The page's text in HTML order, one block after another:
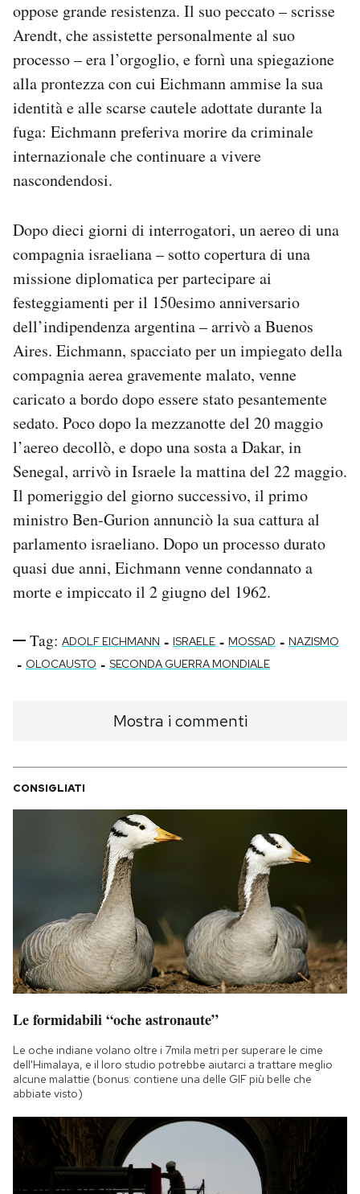
oppose grande resistenza. Il suo peccato – scrisse
Arendt, che assistette personalmente al suo
processo – era l’orgoglio, e fornì una spiegazione
alla prontezza con cui Eichmann ammise la sua
identità e alle scarse cautele adottate durante la
fuga: Eichmann preferiva morire da criminale
internazionale che continuare a vivere
nascondendosi.
Dopo dieci giorni di interrogatori, un aereo di una
compagnia israeliana – sotto copertura di una
missione diplomatica per partecipare ai
festeggiamenti per il 150esimo anniversario
dell’indipendenza argentina – arrivò a Buenos
Aires. Eichmann, spacciato per un impiegato della
compagnia aerea gravemente malato, venne
caricato a bordo dopo essere stato pesantemente
sedato. Poco dopo la mezzanotte del 20 maggio
l’aereo decollò, e dopo una sosta a Dakar, in
Senegal, arrivò in Israele la mattina del 22 maggio.
Il pomeriggio del giorno successivo, il primo
ministro Ben-Gurion annunciò la sua cattura al
parlamento israeliano. Dopo un processo durato
quasi due anni, Eichmann venne condannato a
morte e impiccato il 2 giugno del 1962.
Tag: ADOLF EICHMANN - ISRAELE - MOSSAD - NAZISMO
- OLOCAUSTO - SECONDA GUERRA MONDIALE
Mostra i commenti
CONSIGLIATI
Le formidabili “oche astronaute”
Le oche indiane volano oltre i 7mila metri per superare le cime
dell'Himalaya, e il loro studio potrebbe aiutarci a trattare meglio
alcune malattie (bonus: contiene una delle GIF più belle che
abbiate visto)